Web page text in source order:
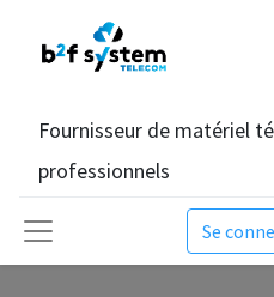
Fournisseur de matériel
professionnels
Se